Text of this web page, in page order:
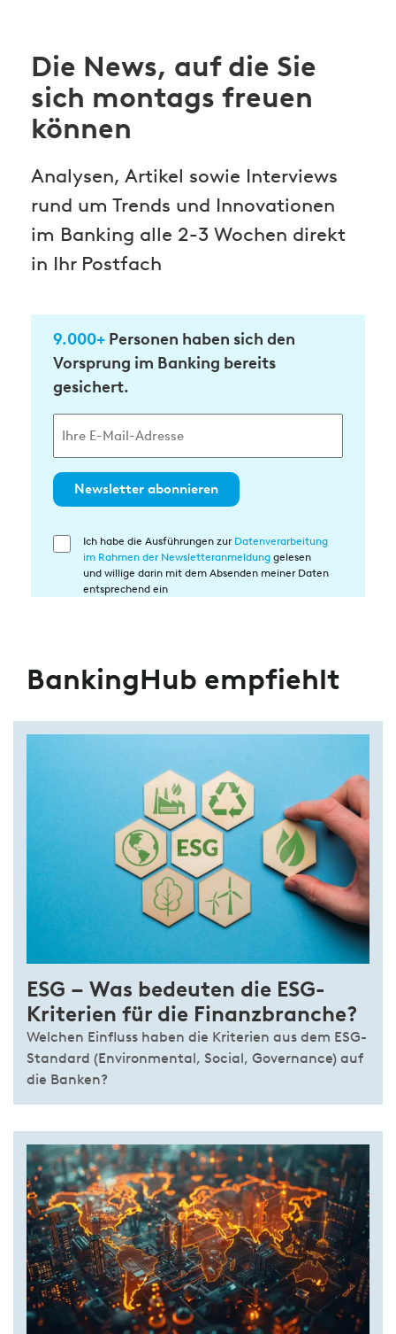
Die News, auf die Sie
sich montags freuen
können
Analysen, Artikel sowie Interviews
rund um Trends und Innovationen
im Banking alle 2-3 Wochen direkt
in Ihr Postfach
9.000+ Personen haben sich den
Vorsprung im Banking bereits
gesichert.
Newsletter abonnieren
Einwilligung
Ich habe die Ausführungen zur Datenverarbeitung
im Rahmen der Newsletteranmeldung gelesen
und willige darin mit dem Absenden meiner Daten
entsprechend ein
BankingHub empfiehlt
ESG – Was bedeuten die ESG-
Kriterien für die Finanzbranche?
Welchen Einfluss haben die Kriterien aus dem ESG-
Standard (Environmental, Social, Governance) auf
die Banken?